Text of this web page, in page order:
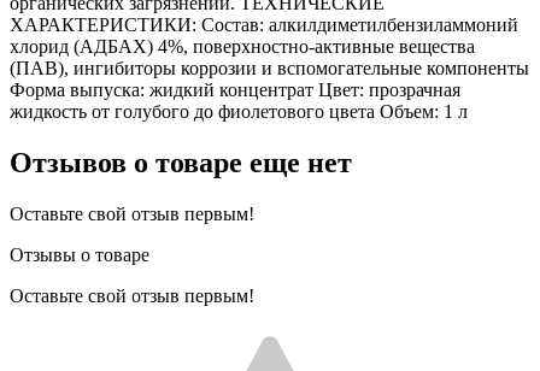
ХАРАКТЕРИСТИКИ: Состав: алкилдиметилбензиламмоний
хлорид (АДБАХ) 4%, поверхностно-активные вещества
(ПАВ), ингибиторы коррозии и вспомогательные компоненты
Форма выпуска: жидкий концентрат Цвет: прозрачная
жидкость от голубого до фиолетового цвета Объем: 1 л
Отзывов о товаре еще нет
Оставьте свой отзыв первым!
Отзывы о товаре
Оставьте свой отзыв первым!